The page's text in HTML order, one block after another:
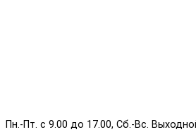
Пн.-Пт. с 9.00 до 17.00, Сб.-Вс.